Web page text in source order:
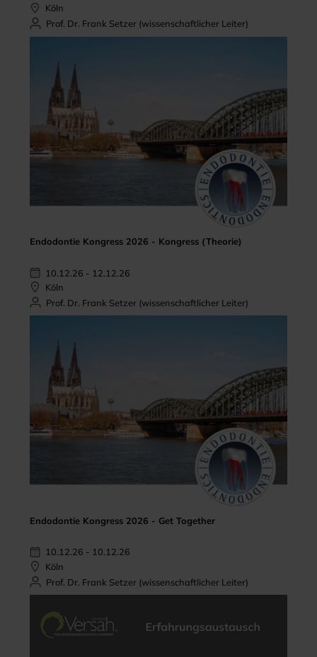
Köln
Prof. Dr. Frank Setzer (wissenschaftlicher Leiter)
Endodontie Kongress 2026 - Kongress (Theorie)
10.12.26 - 12.12.26
Köln
Prof. Dr. Frank Setzer (wissenschaftlicher Leiter)
Endodontie Kongress 2026 - Get Together
10.12.26 - 10.12.26
Köln
Prof. Dr. Frank Setzer (wissenschaftlicher Leiter)